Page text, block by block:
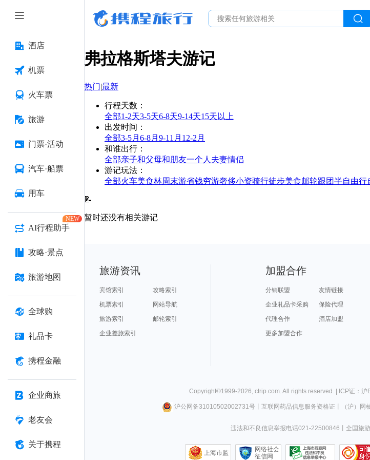
酒店
机票
火车票
旅游
门票·活动
汽车·船票
用车
AI行程助手
NEW
攻略·景点
旅游地图
全球购
礼品卡
携程金融
企业商旅
老友会
关于携程
弗拉格斯塔夫游记
热门|最新
行程天数 ：
全部1-2天3-5天6-8天9-14天15天以上
出发时间 ：
全部3-5月 6-8月 9-11月 12-2月
和谁出行 ：
全部亲子和父母和朋友一个人 夫妻情侣
游记玩法 ：
全部火车美食林周末游省钱穷游奢侈小资骑行徒步美食邮轮跟团半自由行
📝
暂时还没有相关游记
旅游资讯
宾馆索引
攻略索引
机票索引
网站导航
旅游索引
邮轮索引
企业差旅索引
加盟合作
分销联盟
友情链接
企业礼品卡采购
保险代理
代理合作
酒店加盟
更多加盟合作
Copyright©1999-2026, ctrip.com. All rights reserved. | ICP证：沪
沪公网备31010502002731号丨 互联网药品信息服务资格证 （沪）
违法和不良信息举报电话021-22500846 全国旅
上海市监
网络社会
征信网